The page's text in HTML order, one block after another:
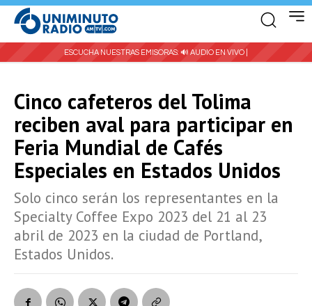
ESCUCHA NUESTRAS EMISORAS: 🔊 AUDIO EN VIVO |
Cinco cafeteros del Tolima
reciben aval para participar en
Feria Mundial de Cafés
Especiales en Estados Unidos
Solo cinco serán los representantes en la
Specialty Coffee Expo 2023 del 21 al 23
abril de 2023 en la ciudad de Portland,
Estados Unidos.